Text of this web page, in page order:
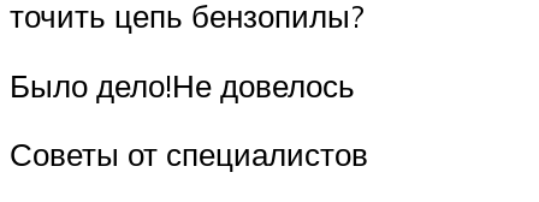
точить цепь бензопилы?
Было дело!Не довелось
Советы от специалистов